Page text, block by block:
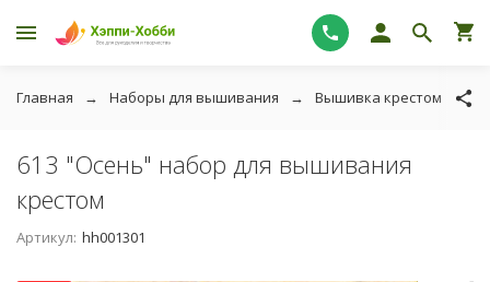
Главная Наборы для вышивания Вышивка крестом
613 "Осень" набор для вышивания
крестом
Артикул: hh001301